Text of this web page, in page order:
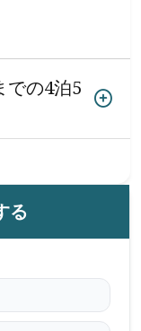
での4泊5
る